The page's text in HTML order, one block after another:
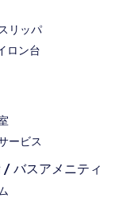
リッパ
ロン台
ービス
バスアメニティ